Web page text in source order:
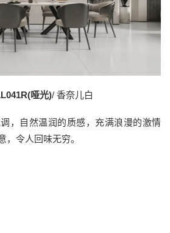
哑光)/ 香奈儿白
，自然温润的质感，充满浪漫的激情
，令人回味无穷。